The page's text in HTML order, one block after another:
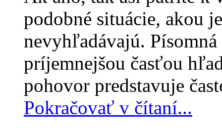
podobné situácie, akou
nevyhľadávajú. Písomná
príjemnejšou časťou
pohovor predstavuje
Pokračovať v čítaní...